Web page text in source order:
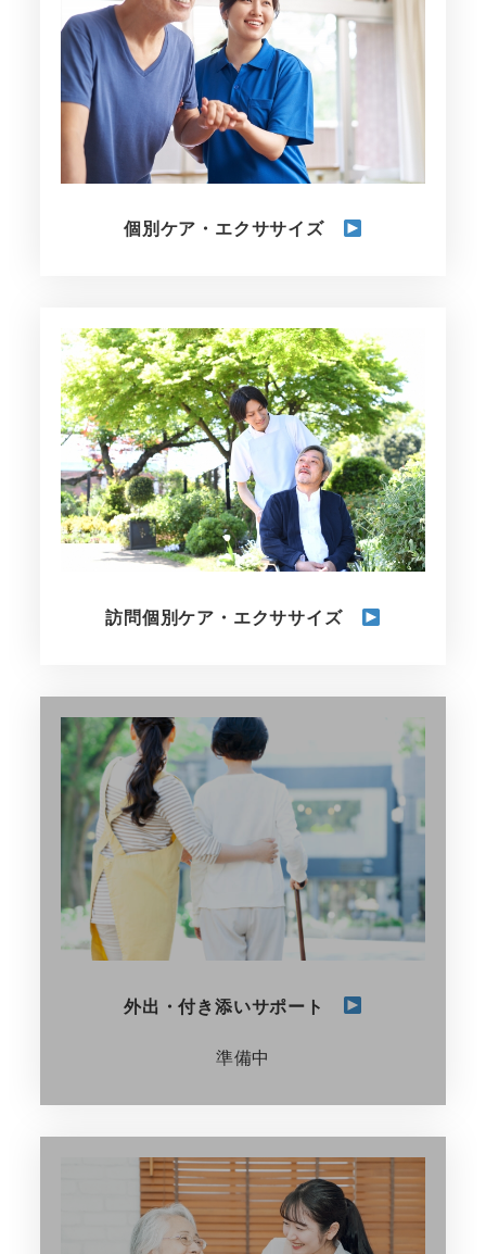
く
個別ケア・エクササイズ
詳
し
く
訪問個別ケア・エクササイズ
詳
し
く
外出・付き添いサポート
準備中